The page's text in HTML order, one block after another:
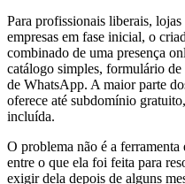
Para profissionais liberais,
empresas em fase inicial, o
combinado de uma presença
catálogo simples, formulário
de WhatsApp. A maior parte
oferece até subdomínio
incluída.
O problema não é a
entre o que ela foi feita para
exigir dela depois de alguns